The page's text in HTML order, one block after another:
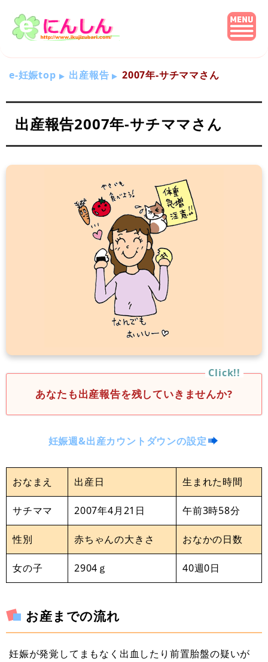
e-妊娠top 出産報告 2007年-サチママさん
出産報告2007年-サチママさん
あなたも出産報告を残していきませんか?
妊娠週&出産カウントダウンの設定
おなまえ 出産日 生まれた時間
サチママ 2007年4月21日 午前3時58分
性別 赤ちゃんの大きさ おなかの日数
女の子 2904ｇ 40週0日
お産までの流れ
妊娠が発覚してまもなく出血したり前置胎盤の疑いが